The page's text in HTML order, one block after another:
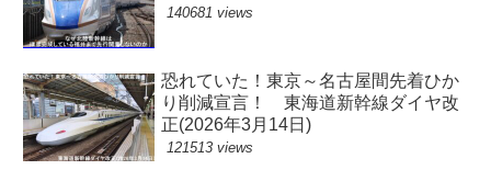
140681 views
恐れていた！東京～名古屋間先着ひか
り削減宣言！ 東海道新幹線ダイヤ改
正(2026年3月14日)
121513 views